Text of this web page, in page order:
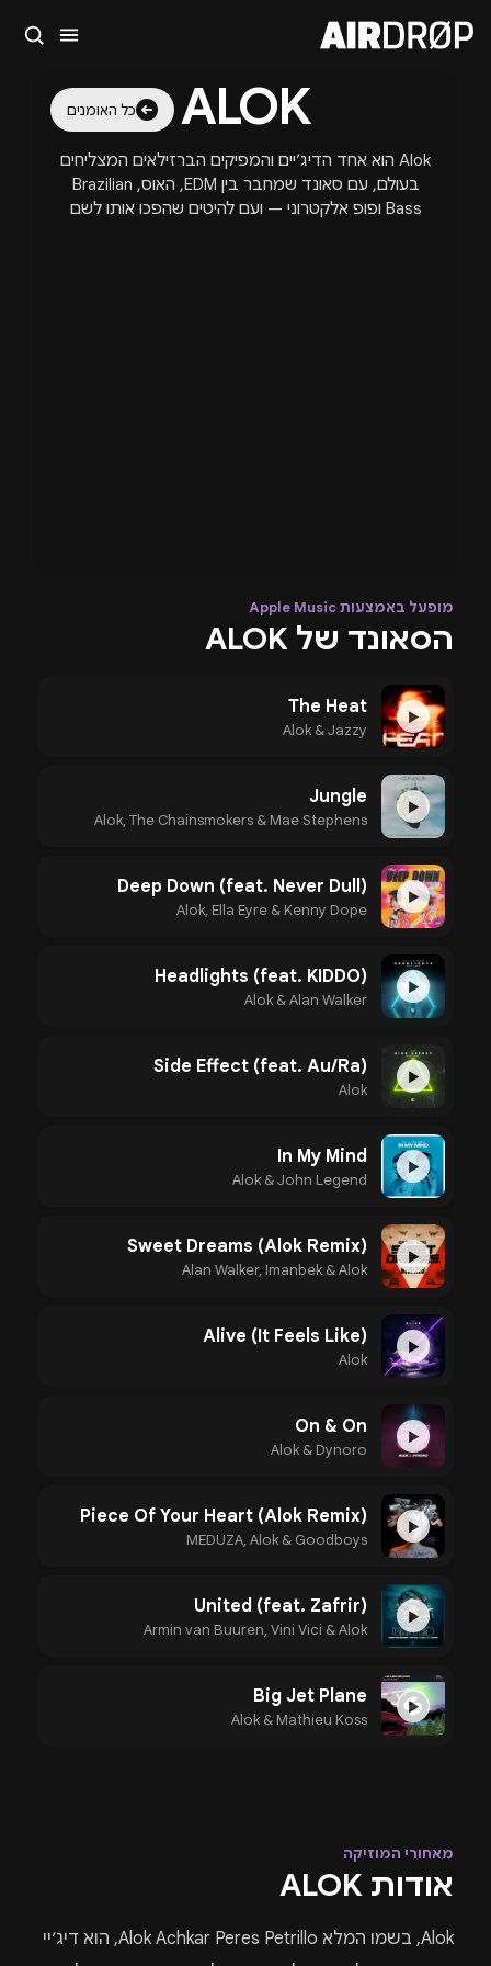
כל האומנים ALOK
Alok הוא אחד הדיג׳יים והמפיקים הברזילאים המצליחים
בעולם, עם סאונד שמחבר בין EDM, האוס, Brazilian
Bass ופופ אלקטרוני — ועם להיטים שהפכו אותו לשם
מופעל באמצעות Apple Music
הסאונד של ALOK
▶
The Heat
Alok & Jazzy
▶
Jungle
Alok, The Chainsmokers & Mae Stephens
▶
Deep Down (feat. Never Dull)
Alok, Ella Eyre & Kenny Dope
▶
Headlights (feat. KIDDO)
Alok & Alan Walker
▶
Side Effect (feat. Au/Ra)
Alok
▶
In My Mind
Alok & John Legend
▶
Sweet Dreams (Alok Remix)
Alan Walker, Imanbek & Alok
▶
Alive (It Feels Like)
Alok
▶
On & On
Alok & Dynoro
▶
Piece Of Your Heart (Alok Remix)
MEDUZA, Alok & Goodboys
▶
United (feat. Zafrir)
Armin van Buuren, Vini Vici & Alok
▶
Big Jet Plane
Alok & Mathieu Koss
מאחורי המוזיקה
אודות ALOK
Alok, בשמו המלא Alok Achkar Peres Petrillo, הוא דיג׳יי
סגור
🔥בקרוב
טיפ: אפשר להקליד שם אומן, עיר, תאריך או שם חג.